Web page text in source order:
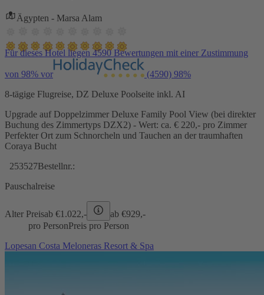
Ägypten - Marsa Alam
Für dieses Hotel liegen 4590 Bewertungen mit einer Zustimmung
von 98% vor (4590) 98%
8-tägige Flugreise, DZ Deluxe Poolseite inkl. AI
Upgrade auf Doppelzimmer Deluxe Family Pool View (bei direkter
Buchung des Zimmertyps DZX2) - Wert: ca. € 220,- pro Zimmer
Perfekter Ort zum Schnorcheln und Tauchen an der traumhaften
Coraya Bucht
253527Bestellnr.:
Pauschalreise
Alter Preisab €1.022,- ab €929,-
pro PersonPreis pro Person
Lopesan Costa Meloneras Resort & Spa